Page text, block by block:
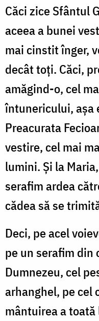
Căci zice Sfântul
aceea a bunei
mai cinstit înger,
decât toți. Căci,
amăgind-o, cel
întunericului, așa
Preacurata
vestire, cel mai
lumini. Și la
serafim ardea
cădea să se
Deci, pe acel
pe un serafim din
Dumnezeu, cel
arhanghel, pe cel
mântuirea a